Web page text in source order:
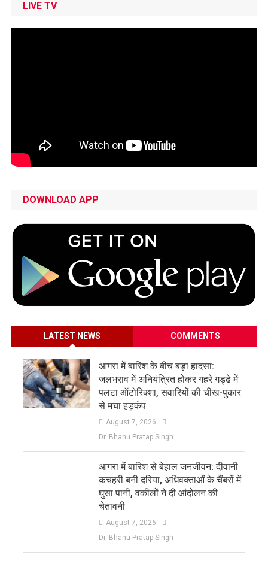
LIVE TV
DOWNLOAD APP
LATEST NEWS COMMENTS
आगरा में बारिश के बीच बड़ा हादसा:
जलभराव में अनियंत्रित होकर गहरे गड्ढे में
पलटा ऑटोरिक्शा, सवारियों की चीख-पुकार
से मचा हड़कंप
August 7, 2026
Dr. Bhanu Pratap Singh
आगरा में बारिश से बेहाल जनजीवन: दीवानी
कचहरी बनी दरिया, अधिवक्ताओं के चैंबरों में
घुसा पानी, वकीलों ने दी आंदोलन की
चेतावनी
August 7, 2026
Dr. Bhanu Pratap Singh